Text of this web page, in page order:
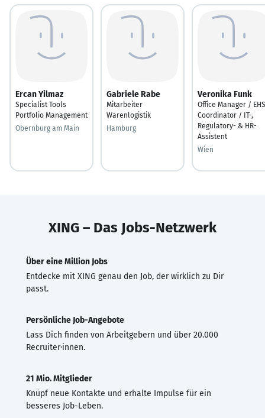
Ercan Yilmaz
Specialist Tools
Portfolio Management
Obernburg am Main
Gabriele Rabe
Mitarbeiter
Warenlogistik
Hamburg
Veronika Funk
Office Manager / EHS
Coordinator / IT-,
Regulatory- & HR-
Assistent
Wien
XING – Das Jobs-Netzwerk
Über eine Million Jobs
Entdecke mit XING genau den Job, der wirklich zu Dir
passt.
Persönliche Job-Angebote
Lass Dich finden von Arbeitgebern und über 20.000
Recruiter·innen.
21 Mio. Mitglieder
Knüpf neue Kontakte und erhalte Impulse für ein
besseres Job-Leben.